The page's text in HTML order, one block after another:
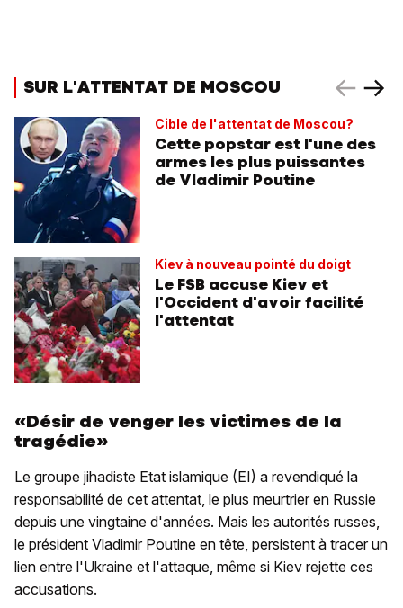
SUR L'ATTENTAT DE MOSCOU
Cible de l'attentat de Moscou?
Cette popstar est l'une des
armes les plus puissantes
de Vladimir Poutine
Kiev à nouveau pointé du doigt
Le FSB accuse Kiev et
l'Occident d'avoir facilité
l'attentat
«Désir de venger les victimes de la
tragédie»
Le groupe jihadiste Etat islamique (EI) a revendiqué la
responsabilité de cet attentat, le plus meurtrier en Russie
depuis une vingtaine d'années. Mais les autorités russes,
le président Vladimir Poutine en tête, persistent à tracer un
lien entre l'Ukraine et l'attaque, même si Kiev rejette ces
accusations.